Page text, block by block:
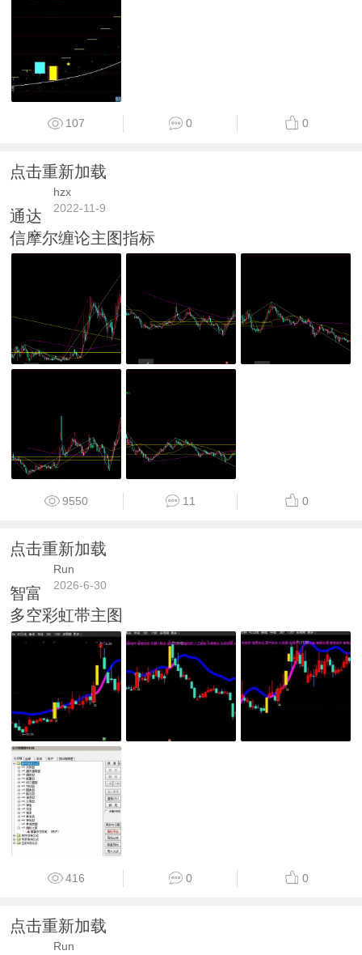
107 0 0
点击重新加载
hzx
2022-11-9
通达
信摩尔缠论主图指标
9550 11 0
点击重新加载
Run
2026-6-30
智富
多空彩虹带主图
416 0 0
点击重新加载
Run